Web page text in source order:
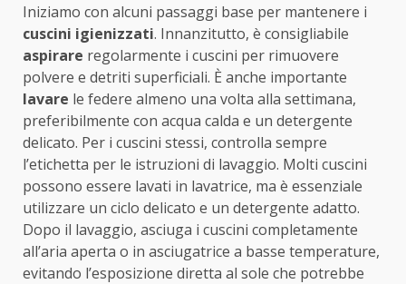
Iniziamo con alcuni passaggi base per mantenere i
cuscini igienizzati. Innanzitutto, è consigliabile
aspirare regolarmente i cuscini per rimuovere
polvere e detriti superficiali. È anche importante
lavare le federe almeno una volta alla settimana,
preferibilmente con acqua calda e un detergente
delicato. Per i cuscini stessi, controlla sempre
l’etichetta per le istruzioni di lavaggio. Molti cuscini
possono essere lavati in lavatrice, ma è essenziale
utilizzare un ciclo delicato e un detergente adatto.
Dopo il lavaggio, asciuga i cuscini completamente
all’aria aperta o in asciugatrice a basse temperature,
evitando l’esposizione diretta al sole che potrebbe